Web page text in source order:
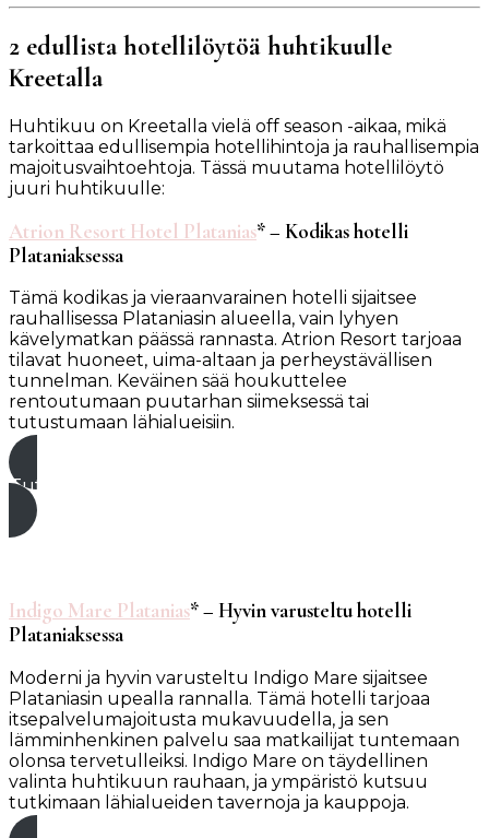
2 edullista hotellilöytöä huhtikuulle
Kreetalla
Huhtikuu on Kreetalla vielä off season -aikaa, mikä
tarkoittaa edullisempia hotellihintoja ja rauhallisempia
majoitusvaihtoehtoja. Tässä muutama hotellilöytö
juuri huhtikuulle:
Atrion Resort Hotel Platanias* – Kodikas hotelli
Plataniaksessa
Tämä kodikas ja vieraanvarainen hotelli sijaitsee
rauhallisessa Plataniasin alueella, vain lyhyen
kävelymatkan päässä rannasta. Atrion Resort tarjoaa
tilavat huoneet, uima-altaan ja perheystävällisen
tunnelman. Keväinen sää houkuttelee
rentoutumaan puutarhan siimeksessä tai
tutustumaan lähialueisiin.
Tutustu hotelliin tästä*
Indigo Mare Platanias* – Hyvin varusteltu hotelli
Plataniaksessa
Moderni ja hyvin varusteltu Indigo Mare sijaitsee
Plataniasin upealla rannalla. Tämä hotelli tarjoaa
itsepalvelumajoitusta mukavuudella, ja sen
lämminhenkinen palvelu saa matkailijat tuntemaan
olonsa tervetulleiksi. Indigo Mare on täydellinen
valinta huhtikuun rauhaan, ja ympäristö kutsuu
tutkimaan lähialueiden tavernoja ja kauppoja.